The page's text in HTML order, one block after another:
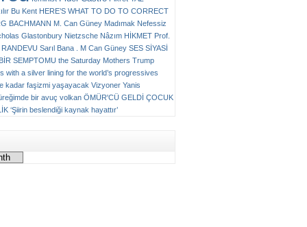
Bu Kent HERE’S WHAT TO DO TO CORRECT
BACHMANN M. Can Güney Madımak Nefessiz
Glastonbury Nietzsche Nâzım HİKMET Prof.
RANDEVU Sarıl Bana . M Can Güney SES SİYASİ
SEMPTOMU the Saturday Mothers Trump
with a silver lining for the world’s progressives
kadar faşizmi yaşayacak Vizyoner Yanis
bir avuç volkan ÖMÜR'CÜ GELDİ ÇOCUK
‘Şiirin beslendiği kaynak hayattır’